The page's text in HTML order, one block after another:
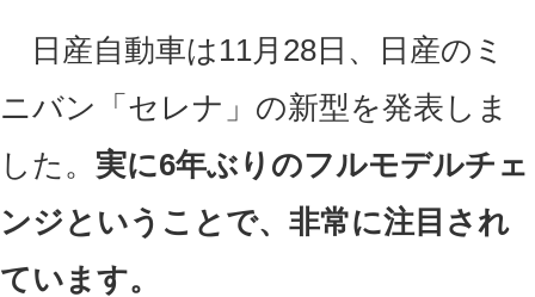
日産自動車は11月28日、日産のミ
ニバン「セレナ」の新型を発表しま
した。 実に6年ぶりのフルモデルチェ
ンジということで、非常に注目され
ています。